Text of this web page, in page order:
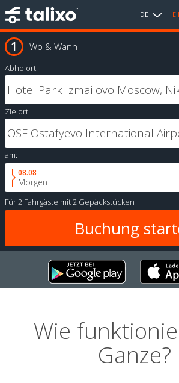
DE
Wo & Wann
Abholort:
Zielort:
am:
08.08
Morgen
Für2 Fahrgäste mit2 Gepäckstücken
Wie
Ganze?